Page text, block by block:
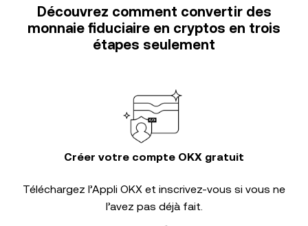
Découvrez comment convertir des
monnaie fiduciaire en cryptos en trois
étapes seulement
Créer votre compte OKX gratuit
Téléchargez l’Appli OKX et inscrivez-vous si vous ne
l’avez pas déjà fait.